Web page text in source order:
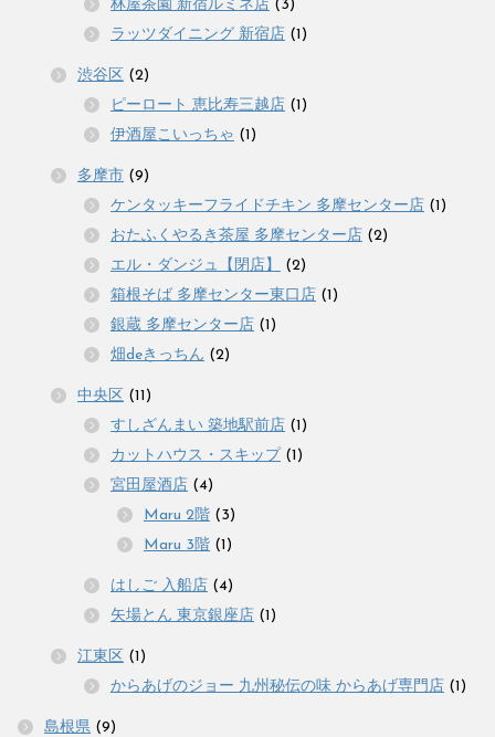
林屋茶園 新宿ルミネ店 (3)
ラッツダイニング 新宿店 (1)
渋谷区 (2)
ピーロート 恵比寿三越店 (1)
伊酒屋こいっちゃ (1)
多摩市 (9)
ケンタッキーフライドチキン 多摩センター店 (1)
おたふくやるき茶屋 多摩センター店 (2)
エル・ダンジュ【閉店】
(2)
箱根そば 多摩センター東口店 (1)
銀蔵 多摩センター店 (1)
畑deきっちん (2)
中央区 (11)
すしざんまい 築地駅前店 (1)
カットハウス・スキップ (1)
宮田屋酒店 (4)
Maru 2階 (3)
Maru 3階 (1)
はしご 入船店 (4)
矢場とん 東京銀座店 (1)
江東区 (1)
からあげのジョー 九州秘伝の味 からあげ専門店 (1)
島根県 (9)